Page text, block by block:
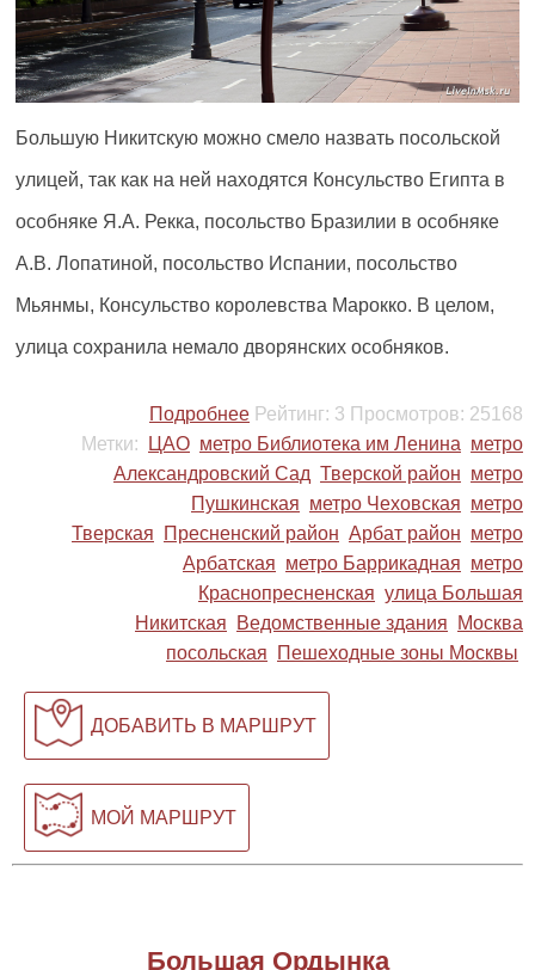
Большую Никитскую можно смело назвать посольской
улицей, так как на ней находятся Консульство Египта в
особняке Я.А. Рекка, посольство Бразилии в особняке
А.В. Лопатиной, посольство Испании, посольство
Мьянмы, Консульство королевства Марокко. В целом,
улица сохранила немало дворянских особняков.
Подробнее Рейтинг: 3 Просмотров: 25168
Метки:
ЦАО метро Библиотека им Ленина метро
Александровский Сад Тверской район метро
Пушкинская метро Чеховская метро
Тверская
Пресненский район Арбат район метро
Арбатская метро Баррикадная метро
Краснопресненская улица Большая
Никитская
Ведомственные здания
Москва
посольская
Пешеходные зоны Москвы
ДОБАВИТЬ В МАРШРУТ
МОЙ МАРШРУТ
Большая Ордынка